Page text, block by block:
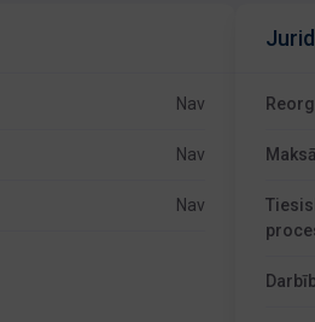
Nav
Nav
Nav